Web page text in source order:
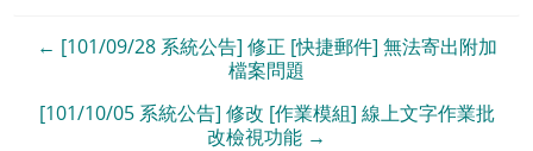
← [101/09/28 系統公告] 修正 [快捷郵件] 無法寄出附加
檔案問題
[101/10/05 系統公告] 修改 [作業模組] 線上文字作業批
改檢視功能 →